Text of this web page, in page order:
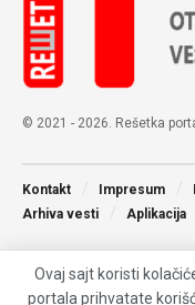
© 2021 - 2026. Rešetka
Kontakt Impresum
Arhiva vesti
Aplikacija
Ovaj sajt koristi
portala prihvatate